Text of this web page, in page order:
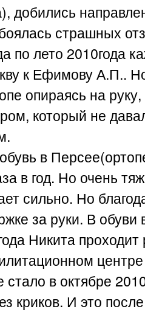
добились
страшных
по лето 2010года
к Ефимову А.П..
опираясь на
который не
в
в год. Но очень
сильно. Но
за руки. В обуви
Никита
в октябре
криков. И это